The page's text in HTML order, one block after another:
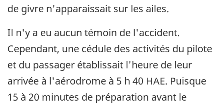
de givre n'apparaissait sur les ailes.
Il n'y a eu aucun témoin de l'accident.
Cependant, une cédule des activités du pilote
et du passager établissait l'heure de leur
arrivée à l'aérodrome à 5 h 40 HAE. Puisque
15 à 20 minutes de préparation avant le